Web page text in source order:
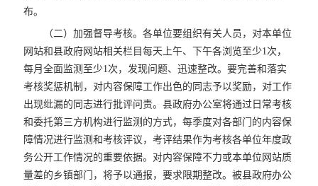
布。
（二）加强督导考核。各单位要组织有关人员，对本单位
网站和县政府网站相关栏目每天上午、下午各浏览至少1次，
每月全面监测至少1次，发现问题、迅速整改。要完善和落实
考核奖惩机制，对内容保障工作出色的同志予以奖励，对工作
出现纰漏的同志进行批评问责。县政府办公室将通过日常考核
和委托第三方机构进行监测的方式，每季度对各部门的内容保
障情况进行监测和考核评议，考评结果作为考核各单位年度政
务公开工作情况的重要依据。对内容保障不力或本单位网站质
量差的乡镇部门，将予以通报，要求限期整改。被县政府办公